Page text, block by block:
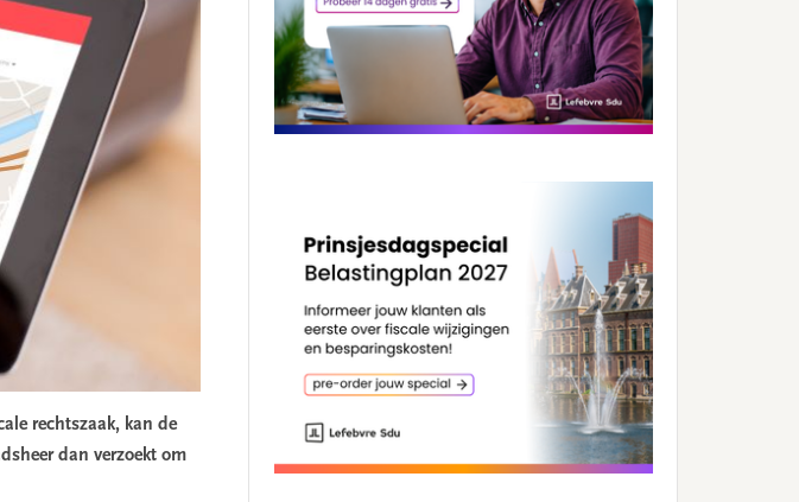
rechtszaak, kan de
dan verzoekt om